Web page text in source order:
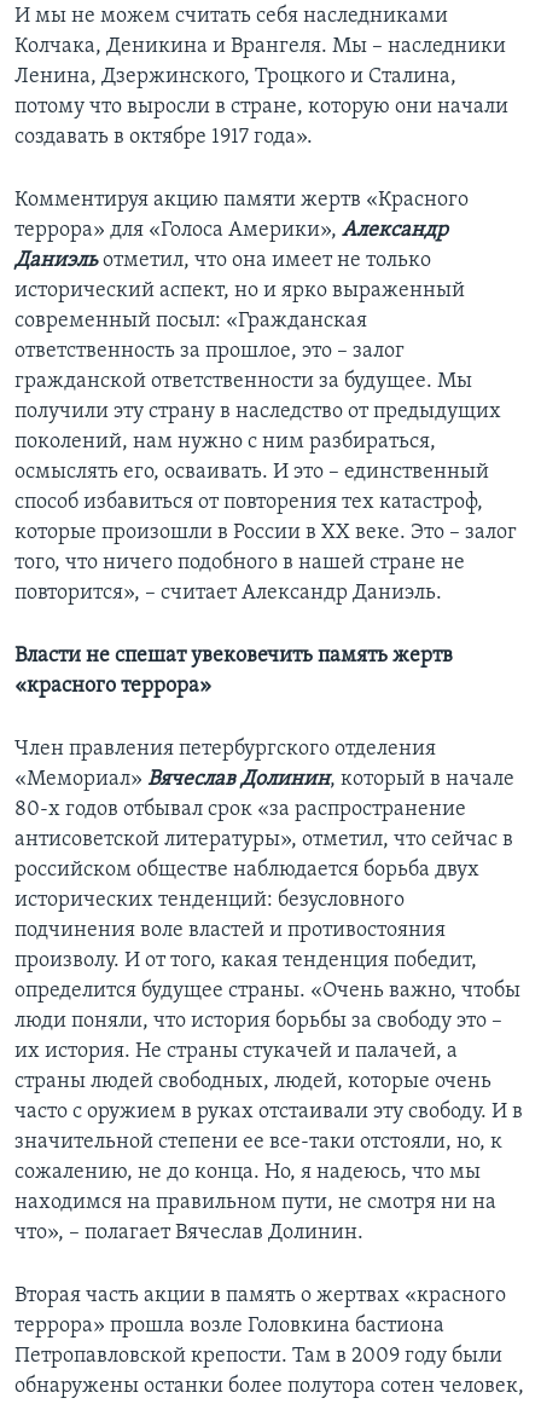
И мы не можем считать себя наследниками
Колчака, Деникина и Врангеля. Мы – наследники
Ленина, Дзержинского, Троцкого и Сталина,
потому что выросли в стране, которую они начали
создавать в октябре 1917 года».
Комментируя акцию памяти жертв «Красного
террора» для «Голоса Америки», Александр
Даниэльотметил, что она имеет не только
исторический аспект, но и ярко выраженный
современный посыл: «Гражданская
ответственность за прошлое, это – залог
гражданской ответственности за будущее. Мы
получили эту страну в наследство от предыдущих
поколений, нам нужно с ним разбираться,
осмыслять его, осваивать. И это – единственный
способ избавиться от повторения тех катастроф,
которые произошли в России в ХХ веке. Это – залог
того, что ничего подобного в нашей стране не
повторится», – считает Александр Даниэль.
Власти не спешат увековечить память жертв
«красного террора»
Член правления петербургского отделения
«Мемориал» Вячеслав Долинин, который в начале
80-х годов отбывал срок «за распространение
антисоветской литературы», отметил, что сейчас в
российском обществе наблюдается борьба двух
исторических тенденций: безусловного
подчинения воле властей и противостояния
произволу. И от того, какая тенденция победит,
определится будущее страны. «Очень важно, чтобы
люди поняли, что история борьбы за свободу это –
их история. Не страны стукачей и палачей, а
страны людей свободных, людей, которые очень
часто с оружием в руках отстаивали эту свободу. И в
значительной степени ее все-таки отстояли, но, к
сожалению, не до конца. Но, я надеюсь, что мы
находимся на правильном пути, не смотря ни на
что», – полагает Вячеслав Долинин.
Вторая часть акции в память о жертвах «красного
террора» прошла возле Головкина бастиона
Петропавловской крепости. Там в 2009 году были
обнаружены останки более полутора сотен человек,